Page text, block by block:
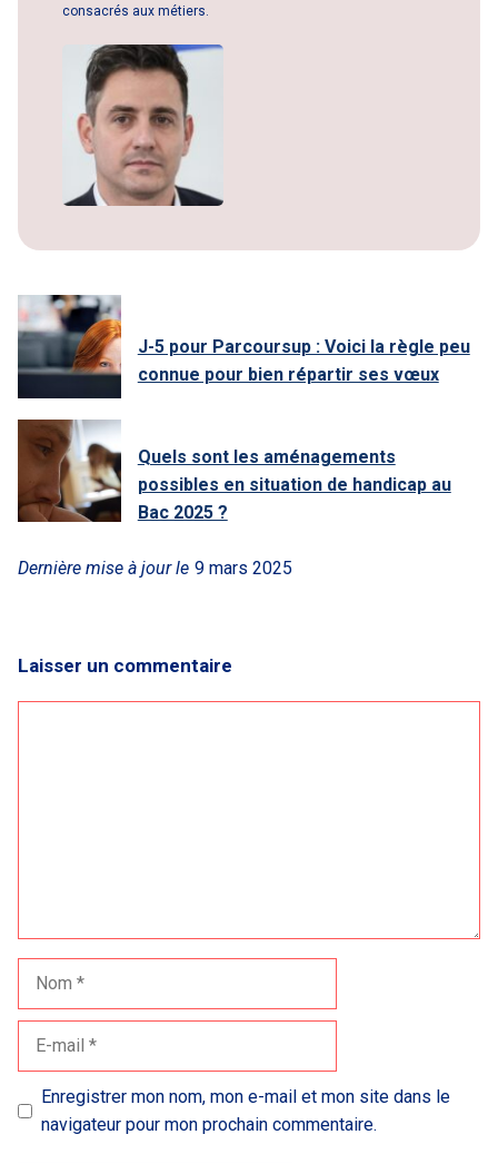
consacrés aux métiers.
J-5 pour Parcoursup : Voici la règle peu
connue pour bien répartir ses vœux
Quels sont les aménagements
possibles en situation de handicap au
Bac 2025 ?
Dernière mise à jour le 9 mars 2025
Laisser un commentaire
Nom
Enregistrer mon nom, mon e-mail et mon site dans le
navigateur pour mon prochain commentaire.